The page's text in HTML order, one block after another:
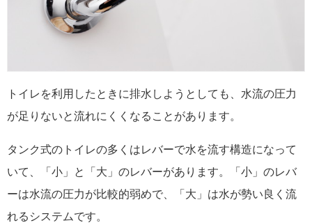
トイレを利用したときに排水しようとしても、水流の圧力
が足りないと流れにくくなることがあります。
タンク式のトイレの多くはレバーで水を流す構造になって
いて、「小」と「大」のレバーがあります。「小」のレバ
ーは水流の圧力が比較的弱めで、「大」は水が勢い良く流
れるシステムです。